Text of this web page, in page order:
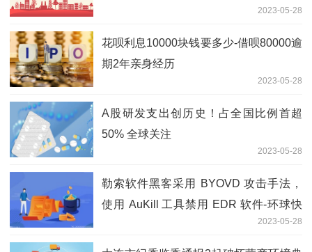
2023-05-28
花呗利息10000块钱要多少-借呗80000逾
期2年亲身经历
2023-05-28
A股研发支出创历史！占全国比例首超
50% 全球关注
2023-05-28
勒索软件黑客采用 BYOVD 攻击手法，
使用 AuKill 工具禁用 EDR 软件-环球快
2023-05-28